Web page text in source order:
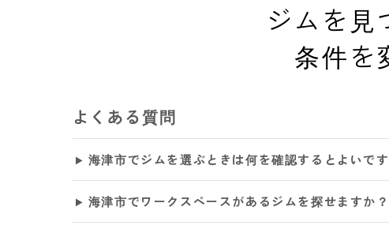
ジムを見
条件を
よくある質問
海津市でジムを選ぶときは何を確認するとよいで
海津市でワークスペースがあるジムを探せますか？